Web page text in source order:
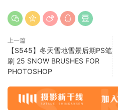
上一篇
【S545】冬天雪地雪景后期PS笔
刷 25 SNOW BRUSHES FOR
PHOTOSHOP